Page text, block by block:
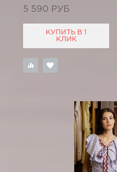
5 590 РУБ
КУПИТЬ В 1
КЛИК